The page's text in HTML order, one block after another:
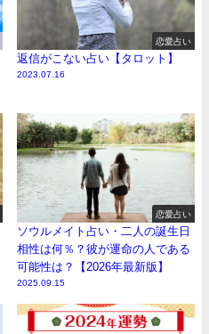
恋愛占い
返信がこない占い【タロット】
2023.07.16
恋愛占い
ソウルメイト占い・二人の誕生日
相性は何％？彼が運命の人である
可能性は？【2026年最新版】
2025.09.15